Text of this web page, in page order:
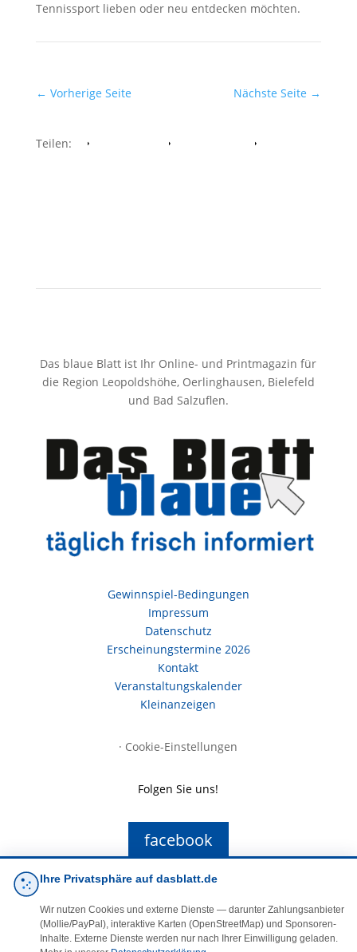
Tennissport lieben oder neu entdecken möchten.
← Vorherige Seite Nächste Seite →
Teilen: Facebook Whatsapp Twitter
Das blaue Blatt ist Ihr Online- und Printmagazin für
die Region Leopoldshöhe, Oerlinghausen, Bielefeld
und Bad Salzuflen.
Gewinnspiel-Bedingungen
Impressum
Datenschutz
Erscheinungstermine 2026
Kontakt
Veranstaltungskalender
Kleinanzeigen
· Cookie-Einstellungen
Folgen Sie uns!
facebook
E-Mail
Ihre Privatsphäre auf dasblatt.de
Wir nutzen Cookies und externe Dienste — darunter Zahlungsanbieter
(Mollie/PayPal), interaktive Karten (OpenStreetMap) und Sponsoren-
Inhalte. Externe Dienste werden nur nach Ihrer Einwilligung geladen.